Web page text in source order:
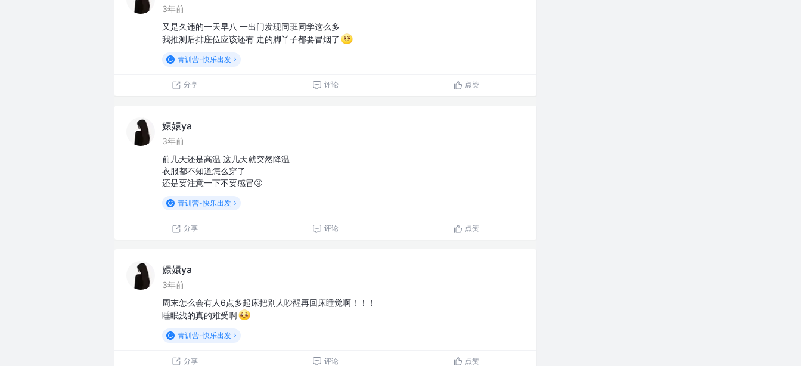
3年前
又是久违的一天早八 一出门发现同班同学这么多
我推测后排座位应该还有 走的脚丫子都要冒烟了
青训营-快乐出发
分享 评论 点赞
嬛嬛ya
3年前
前几天还是高温 这几天就突然降温
衣服都不知道怎么穿了
还是要注意一下不要感冒🤧
青训营-快乐出发
分享 评论 点赞
嬛嬛ya
3年前
周末怎么会有人6点多起床把别人吵醒再回床睡觉啊！！！
睡眠浅的真的难受啊
青训营-快乐出发
分享 评论 点赞